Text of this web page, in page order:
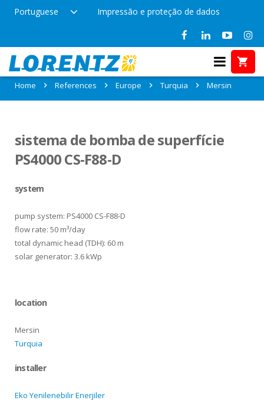
Portuguese Impressão e proteção de dados
References in Mersin, Turquia
Home References Europe Turquia Mersin
sistema de bomba de superfície
PS4000 CS-F88-D
system
pump system: PS4000 CS-F88-D
flow rate: 50 m³/day
total dynamic head (TDH): 60 m
solar generator: 3.6 kWp
location
Mersin
Turquia
installer
Eko Yenilenebilir Enerjiler